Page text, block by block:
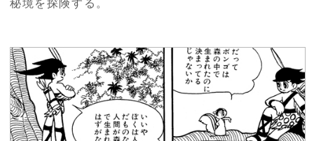
秘境を探険する。